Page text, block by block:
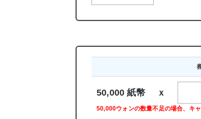
50,000 紙幣 ｘ
50,000ウォンの数量不足の場合、キ